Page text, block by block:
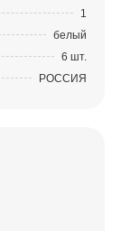
1
белый
6 шт.
РОССИЯ